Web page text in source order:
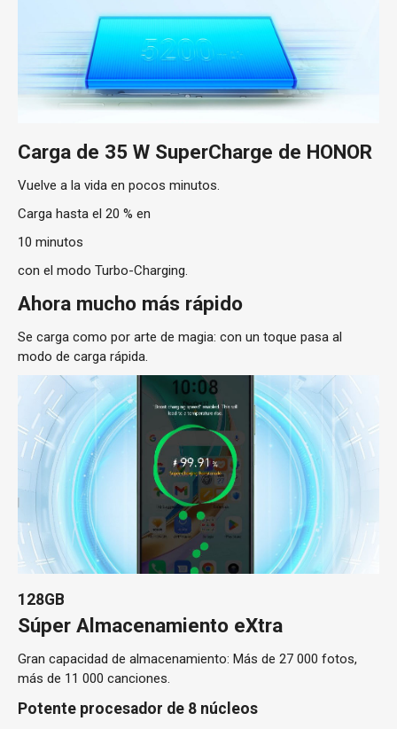
Carga de 35 W SuperCharge de HONOR
Vuelve a la vida en pocos minutos.
Carga hasta el 20 % en
10 minutos
con el modo Turbo-Charging.
Ahora mucho más rápido
Se carga como por arte de magia: con un toque pasa al
modo de carga rápida.
128GB
Súper Almacenamiento eXtra
Gran capacidad de almacenamiento: Más de 27 000 fotos,
más de 11 000 canciones.
Potente procesador de 8 núcleos